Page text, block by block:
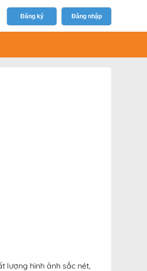
Đăng ký Đăng nhập
lượng hình ảnh sắc nét,